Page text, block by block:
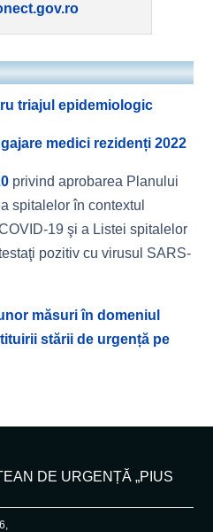
triajul epidemiologic
medici rezidenți 2022
privind aprobarea Planului
spitalelor în contextul
19 şi a Listei spitalelor
pozitiv cu virusul SARS-
măsuri în domeniul
stării de urgență pe
DE URGENȚĂ „PIUS